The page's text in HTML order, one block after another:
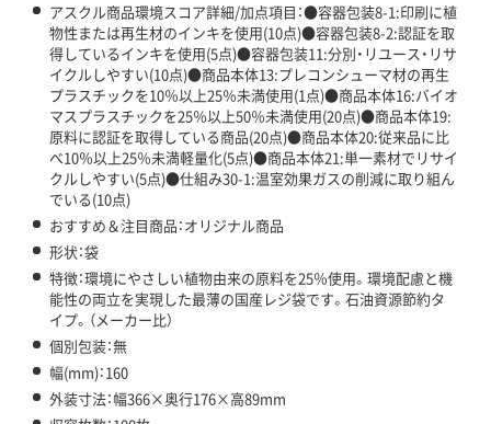
アスクル商品環境スコア詳細/加点項目：●容器包装8-1:印刷に植
物性または再生材のインキを使用(10点)●容器包装8-2:認証を取
得しているインキを使用(5点)●容器包装11:分別・リユース・リサ
イクルしやすい(10点)●商品本体13:プレコンシューマ材の再生
プラスチックを10％以上25％未満使用(1点)●商品本体16:バイオ
マスプラスチックを25％以上50％未満使用(20点)●商品本体19:
原料に認証を取得している商品(20点)●商品本体20:従来品に比
べ10％以上25％未満軽量化(5点)●商品本体21:単一素材でリサイ
クルしやすい(5点)●仕組み30-1:温室効果ガスの削減に取り組ん
でいる(10点)
おすすめ＆注目商品：オリジナル商品
形状：袋
特徴：環境にやさしい植物由来の原料を25％使用。環境配慮と機
能性の両立を実現した最薄の国産レジ袋です。石油資源節約タ
イプ。（メーカー比）
個別包装：無
幅(mm)：160
外装寸法：幅366×奥行176×高89mm